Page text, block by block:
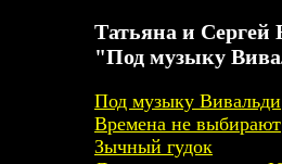
Татьяна и
"Под музыку
Под музыку Вивальди
Времена не выбирают
Зычный гудок